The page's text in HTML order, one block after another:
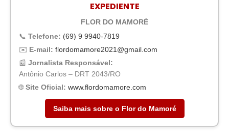
EXPEDIENTE
FLOR DO MAMORÉ
📞 Telefone: (69) 9 9940-7819
✉️ E-mail: flordomamore2021@gmail.com
📰 Jornalista Responsável:
Antônio Carlos – DRT 2043/RO
🌐Site Oficial: www.flordomamore.com
Saiba mais sobre o Flor do Mamoré